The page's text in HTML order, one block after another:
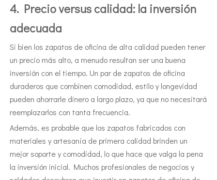
4. Precio versus calidad: la inversión
adecuada
Si bien los zapatos de oficina de alta calidad pueden tener
un precio más alto, a menudo resultan ser una buena
inversión con el tiempo. Un par de zapatos de oficina
duraderos que combinen comodidad, estilo y longevidad
pueden ahorrarle dinero a largo plazo, ya que no necesitará
reemplazarlos con tanta frecuencia.
Además, es probable que los zapatos fabricados con
materiales y artesanía de primera calidad brinden un
mejor soporte y comodidad, lo que hace que valga la pena
la inversión inicial. Muchos profesionales de negocios y